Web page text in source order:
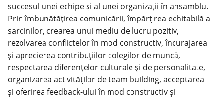
succesul unei echipe și al unei organizații în ansamblu.
Prin îmbunătățirea comunicării, împărțirea echitabilă a
sarcinilor, crearea unui mediu de lucru pozitiv,
rezolvarea conflictelor în mod constructiv, încurajarea
și aprecierea contribuțiilor colegilor de muncă,
respectarea diferențelor culturale și de personalitate,
organizarea activităților de team building, acceptarea
și oferirea feedback-ului în mod constructiv și